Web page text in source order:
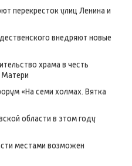
перекресток улиц Ленина и
внедряют новые
храма в честь
«На семи холмах. Вятка
области в этом году
местами возможен